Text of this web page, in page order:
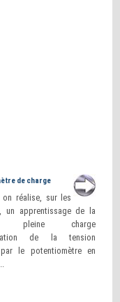
de charge
on réalise, sur les
un apprentissage de la
pleine charge
de la tension
le potentiomètre en